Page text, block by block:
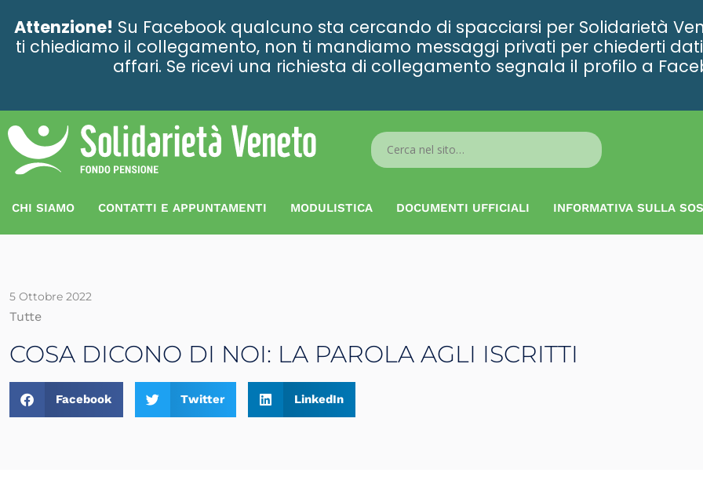
Attenzione! Su Facebook qualcuno sta cercando di spacciarsi per Solidarietà
ti chiediamo il collegamento, non ti mandiamo messaggi privati per chiederti
affari. Se ricevi una richiesta di collegamento segnala il profilo a
Search
...
CHI SIAMO CONTATTI E APPUNTAMENTI MODULISTICA DOCUMENTI UFFICIALI INFORMATIVA SULLA
5 Ottobre 2022
Tutte
COSA DICONO DI NOI: LA PAROLA AGLI ISCRITTI
Facebook Twitter LinkedIn